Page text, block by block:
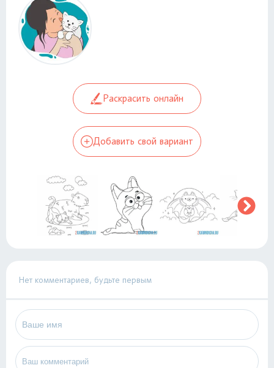
Раскрасить онлайн
Добавить свой вариант
Нет комментариев, будьте первым